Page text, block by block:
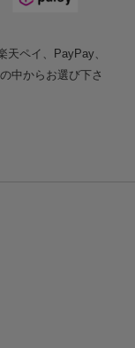
天ペイ、PayPay、
中からお選び下さ